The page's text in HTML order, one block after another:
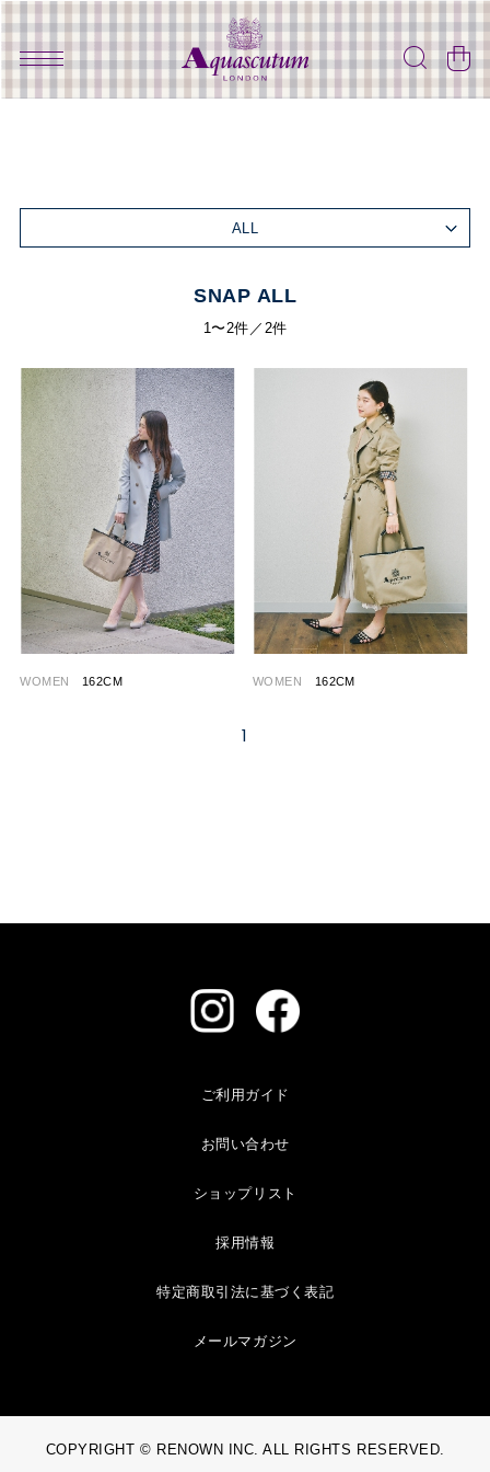
ALL
SNAP ALL
1〜2件／2件
WOMEN 162CM WOMEN 162CM
1
ご利用ガイド
お問い合わせ
ショップリスト
採用情報
特定商取引法に基づく表記
メールマガジン
COPYRIGHT © RENOWN INC. ALL RIGHTS RESERVED.